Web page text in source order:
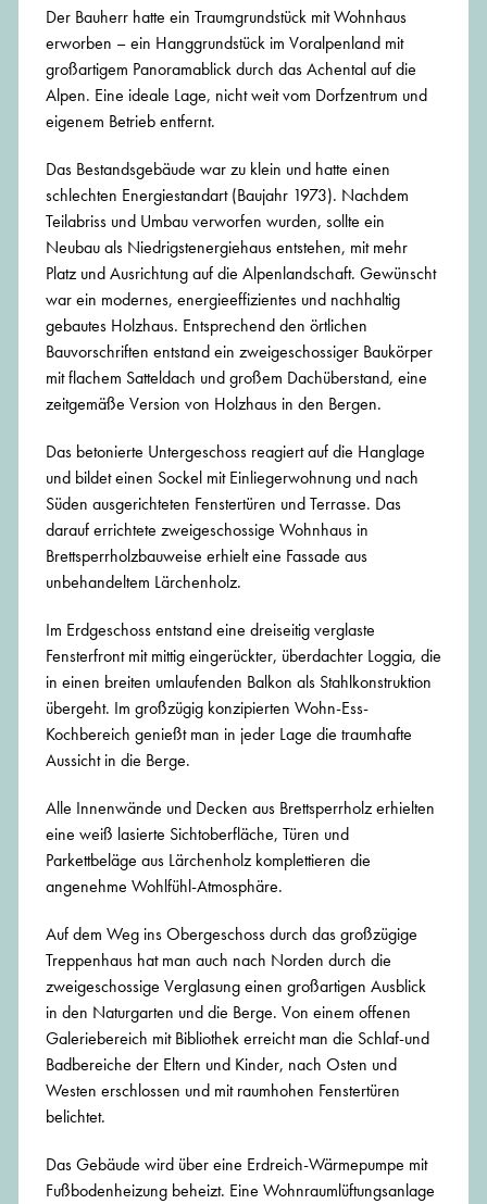
Der Bauherr hatte ein Traumgrundstück mit Wohnhaus
erworben – ein Hanggrundstück im Voralpenland mit
großartigem Panoramablick durch das Achental auf die
Alpen. Eine ideale Lage, nicht weit vom Dorfzentrum und
eigenem Betrieb entfernt.
Das Bestandsgebäude war zu klein und hatte einen
schlechten Energiestandart (Baujahr 1973). Nachdem
Teilabriss und Umbau verworfen wurden, sollte ein
Neubau als Niedrigstenergiehaus entstehen, mit mehr
Platz und Ausrichtung auf die Alpenlandschaft. Gewünscht
war ein modernes, energieeffizientes und nachhaltig
gebautes Holzhaus. Entsprechend den örtlichen
Bauvorschriften entstand ein zweigeschossiger Baukörper
mit flachem Satteldach und großem Dachüberstand, eine
zeitgemäße Version von Holzhaus in den Bergen.
Das betonierte Untergeschoss reagiert auf die Hanglage
und bildet einen Sockel mit Einliegerwohnung und nach
Süden ausgerichteten Fenstertüren und Terrasse. Das
darauf errichtete zweigeschossige Wohnhaus in
Brettsperrholzbauweise erhielt eine Fassade aus
unbehandeltem Lärchenholz.
Im Erdgeschoss entstand eine dreiseitig verglaste
Fensterfront mit mittig eingerückter, überdachter Loggia, die
in einen breiten umlaufenden Balkon als Stahlkonstruktion
übergeht. Im großzügig konzipierten Wohn-Ess-
Kochbereich genießt man in jeder Lage die traumhafte
Aussicht in die Berge.
Alle Innenwände und Decken aus Brettsperrholz erhielten
eine weiß lasierte Sichtoberfläche, Türen und
Parkettbeläge aus Lärchenholz komplettieren die
angenehme Wohlfühl-Atmosphäre.
Auf dem Weg ins Obergeschoss durch das großzügige
Treppenhaus hat man auch nach Norden durch die
zweigeschossige Verglasung einen großartigen Ausblick
in den Naturgarten und die Berge. Von einem offenen
Galeriebereich mit Bibliothek erreicht man die Schlaf-und
Badbereiche der Eltern und Kinder, nach Osten und
Westen erschlossen und mit raumhohen Fenstertüren
belichtet.
Das Gebäude wird über eine Erdreich-Wärmepumpe mit
Fußbodenheizung beheizt. Eine Wohnraumlüftungsanlage